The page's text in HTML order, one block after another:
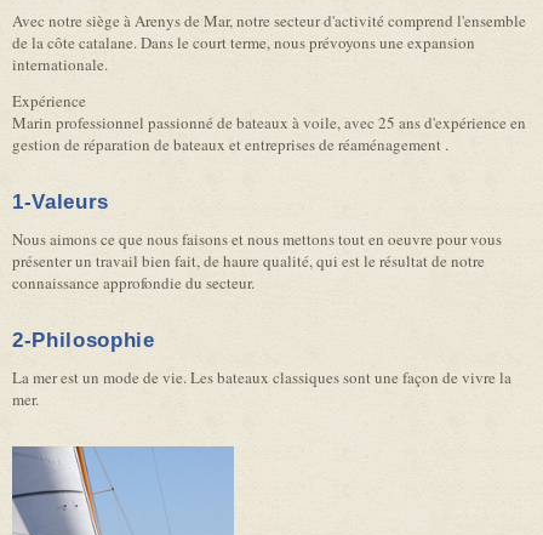
Avec notre siège à Arenys de Mar, notre secteur d'activité comprend l'ensemble
de la côte catalane. Dans le court terme, nous prévoyons une expansion
internationale.
Expérience
Marin professionnel passionné de bateaux à voile, avec 25 ans d'expérience en
gestion de réparation de bateaux et entreprises de réaménagement .
1-Valeurs
Nous aimons ce que nous faisons et nous mettons tout en oeuvre pour vous
présenter un travail bien fait, de haure qualité, qui est le résultat de notre
connaissance approfondie du secteur.
2-Philosophie
La mer est un mode de vie. Les bateaux classiques sont une façon de vivre la
mer.